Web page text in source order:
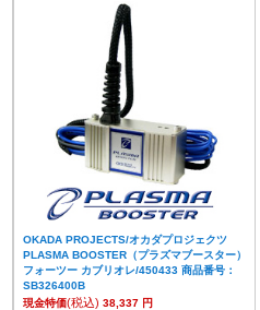
OKADA PROJECTS/オカダプロジェクツ
PLASMA BOOSTER（プラズマブースター）
フォーツー カブリオレ/450433 商品番号：
SB326400B
現金特価(税込) 38,337 円